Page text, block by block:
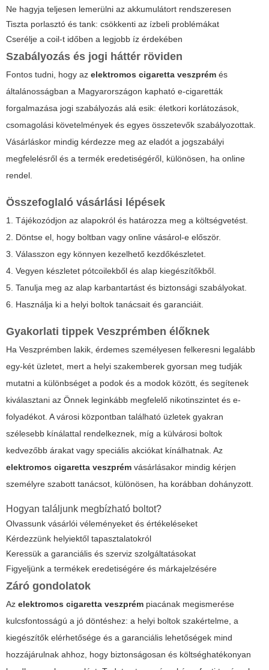
Ne hagyja teljesen lemerülni az akkumulátort rendszeresen
Tiszta porlasztó és tank: csökkenti az ízbeli problémákat
Cserélje a coil-t időben a legjobb íz érdekében
Szabályozás és jogi háttér röviden
Fontos tudni, hogy az elektromos cigaretta veszprém és
általánosságban a Magyarországon kapható e-cigaretták
forgalmazása jogi szabályozás alá esik: életkori korlátozások,
csomagolási követelmények és egyes összetevők szabályozottak.
Vásárláskor mindig kérdezze meg az eladót a jogszabályi
megfelelésről és a termék eredetiségéről, különösen, ha online
rendel.
Összefoglaló vásárlási lépések
1. Tájékozódjon az alapokról és határozza meg a költségvetést.
2. Döntse el, hogy boltban vagy online vásárol-e először.
3. Válasszon egy könnyen kezelhető kezdőkészletet.
4. Vegyen készletet pótcoilekből és alap kiegészítőkből.
5. Tanulja meg az alap karbantartást és biztonsági szabályokat.
6. Használja ki a helyi boltok tanácsait és garanciáit.
Gyakorlati tippek Veszprémben élőknek
Ha Veszprémben lakik, érdemes személyesen felkeresni legalább
egy-két üzletet, mert a helyi szakemberek gyorsan meg tudják
mutatni a különbséget a podok és a modok között, és segítenek
kiválasztani az Önnek leginkább megfelelő nikotinszintet és e-
folyadékot. A városi központban található üzletek gyakran
szélesebb kínálattal rendelkeznek, míg a külvárosi boltok
kedvezőbb árakat vagy speciális akciókat kínálhatnak. Az
elektromos cigaretta veszprém vásárlásakor mindig kérjen
személyre szabott tanácsot, különösen, ha korábban dohányzott.
Hogyan találjunk megbízható boltot?
Olvassunk vásárlói véleményeket és értékeléseket
Kérdezzünk helyiektől tapasztalatokról
Keressük a garanciális és szerviz szolgáltatásokat
Figyeljünk a termékek eredetiségére és márkajelzésére
Záró gondolatok
Az elektromos cigaretta veszprém piacának megismerése
kulcsfontosságú a jó döntéshez: a helyi boltok szakértelme, a
kiegészítők elérhetősége és a garanciális lehetőségek mind
hozzájárulnak ahhoz, hogy biztonságosan és költséghatékonyan